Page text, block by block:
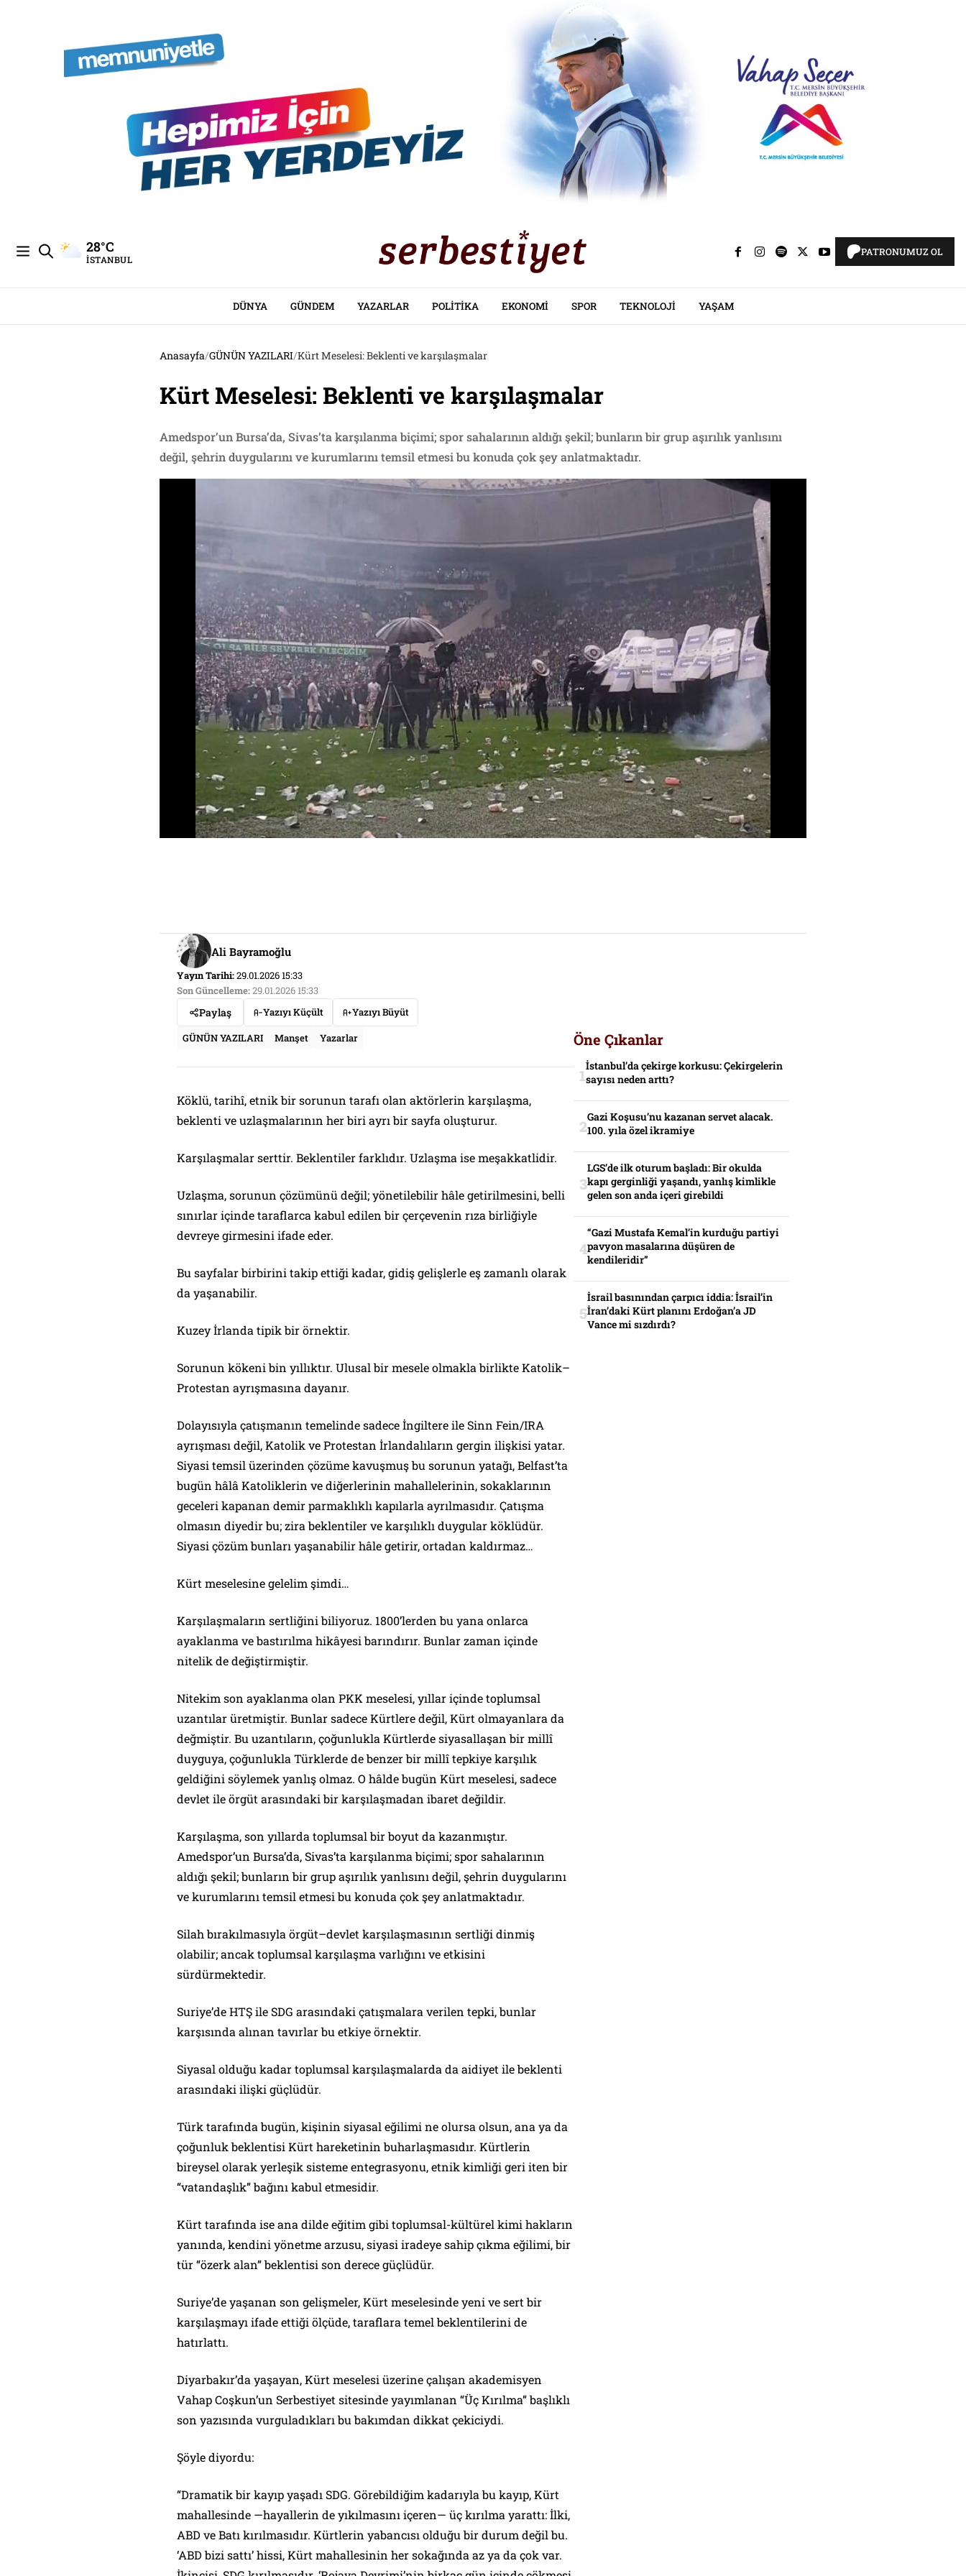
28°C
İSTANBUL
PATRONUMUZ OL
DÜNYA GÜNDEM YAZARLAR POLITIKA EKONOMI SPOR TEKNOLOJI YAŞAM
Anasayfa/GÜNÜN YAZILARI/Kürt Meselesi: Beklenti ve karşılaşmalar
Kürt Meselesi: Beklenti ve karşılaşmalar
Amedspor’un Bursa’da, Sivas’ta karşılanma biçimi; spor sahalarının aldığı şekil; bunların bir grup aşırılık yanlısını
değil, şehrin duygularını ve kurumlarını temsil etmesi bu konuda çok şey anlatmaktadır.
Ali Bayramoğlu
Yayın Tarihi:29.01.2026 15:33
Son Güncelleme:29.01.2026 15:33
Paylaş Yazıyı Küçült
Yazıyı Büyüt
GÜNÜN YAZILARI
Manşet Yazarlar
Köklü, tarihî, etnik bir sorunun tarafı olan aktörlerin karşılaşma,
beklenti ve uzlaşmalarının her biri ayrı bir sayfa oluşturur.
Karşılaşmalar serttir. Beklentiler farklıdır. Uzlaşma ise meşakkatlidir.
Uzlaşma, sorunun çözümünü değil; yönetilebilir hâle getirilmesini, belli
sınırlar içinde taraflarca kabul edilen bir çerçevenin rıza birliğiyle
devreye girmesini ifade eder.
Bu sayfalar birbirini takip ettiği kadar, gidiş gelişlerle eş zamanlı olarak
da yaşanabilir.
Kuzey İrlanda tipik bir örnektir.
Sorunun kökeni bin yıllıktır. Ulusal bir mesele olmakla birlikte Katolik–
Protestan ayrışmasına dayanır.
Dolayısıyla çatışmanın temelinde sadece İngiltere ile Sinn Fein/IRA
ayrışması değil, Katolik ve Protestan İrlandalıların gergin ilişkisi yatar.
Siyasi temsil üzerinden çözüme kavuşmuş bu sorunun yatağı, Belfast’ta
bugün hâlâ Katoliklerin ve diğerlerinin mahallelerinin, sokaklarının
geceleri kapanan demir parmaklıklı kapılarla ayrılmasıdır. Çatışma
olmasın diyedir bu; zira beklentiler ve karşılıklı duygular köklüdür.
Siyasi çözüm bunları yaşanabilir hâle getirir, ortadan kaldırmaz…
Kürt meselesine gelelim şimdi…
Karşılaşmaların sertliğini biliyoruz. 1800’lerden bu yana onlarca
ayaklanma ve bastırılma hikâyesi barındırır. Bunlar zaman içinde
nitelik de değiştirmiştir.
Nitekim son ayaklanma olan PKK meselesi, yıllar içinde toplumsal
uzantılar üretmiştir. Bunlar sadece Kürtlere değil, Kürt olmayanlara da
değmiştir. Bu uzantıların, çoğunlukla Kürtlerde siyasallaşan bir millî
duyguya, çoğunlukla Türklerde de benzer bir millî tepkiye karşılık
geldiğini söylemek yanlış olmaz. O hâlde bugün Kürt meselesi, sadece
devlet ile örgüt arasındaki bir karşılaşmadan ibaret değildir.
Karşılaşma, son yıllarda toplumsal bir boyut da kazanmıştır.
Amedspor’un Bursa’da, Sivas’ta karşılanma biçimi; spor sahalarının
aldığı şekil; bunların bir grup aşırılık yanlısını değil, şehrin duygularını
ve kurumlarını temsil etmesi bu konuda çok şey anlatmaktadır.
Silah bırakılmasıyla örgüt–devlet karşılaşmasının sertliği dinmiş
olabilir; ancak toplumsal karşılaşma varlığını ve etkisini
sürdürmektedir.
Suriye’de HTŞ ile SDG arasındaki çatışmalara verilen tepki, bunlar
karşısında alınan tavırlar bu etkiye örnektir.
Siyasal olduğu kadar toplumsal karşılaşmalarda da aidiyet ile beklenti
arasındaki ilişki güçlüdür.
Türk tarafında bugün, kişinin siyasal eğilimi ne olursa olsun, ana ya da
çoğunluk beklentisi Kürt hareketinin buharlaşmasıdır. Kürtlerin
bireysel olarak yerleşik sisteme entegrasyonu, etnik kimliği geri iten bir
“vatandaşlık” bağını kabul etmesidir.
Kürt tarafında ise ana dilde eğitim gibi toplumsal-kültürel kimi hakların
yanında, kendini yönetme arzusu, siyasi iradeye sahip çıkma eğilimi, bir
tür “özerk alan” beklentisi son derece güçlüdür.
Suriye’de yaşanan son gelişmeler, Kürt meselesinde yeni ve sert bir
karşılaşmayı ifade ettiği ölçüde, taraflara temel beklentilerini de
hatırlattı.
Diyarbakır’da yaşayan, Kürt meselesi üzerine çalışan akademisyen
Vahap Coşkun’un Serbestiyet sitesinde yayımlanan “Üç Kırılma” başlıklı
son yazısında vurguladıkları bu bakımdan dikkat çekiciydi.
Şöyle diyordu:
“Dramatik bir kayıp yaşadı SDG. Görebildiğim kadarıyla bu kayıp, Kürt
mahallesinde —hayallerin de yıkılmasını içeren— üç kırılma yarattı: İlki,
ABD ve Batı kırılmasıdır. Kürtlerin yabancısı olduğu bir durum değil bu.
‘ABD bizi sattı’ hissi, Kürt mahallesinin her sokağında az ya da çok var.
Öne Çıkanlar
İstanbul’da çekirge korkusu: Çekirgelerin
sayısı neden arttı?
Gazi Koşusu’nu kazanan servet alacak.
100. yıla özel ikramiye
LGS’de ilk oturum başladı: Bir okulda
kapı gerginliği yaşandı, yanlış kimlikle
gelen son anda içeri girebildi
“Gazi Mustafa Kemal’in kurduğu partiyi
pavyon masalarına düşüren de
kendileridir”
İsrail basınından çarpıcı iddia: İsrail’in
İran’daki Kürt planını Erdoğan’a JD
Vance mi sızdırdı?